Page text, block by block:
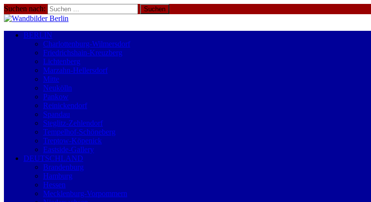
Suchen nach:
BERLIN
Charlottenburg-Wilmersdorf
Friedrichshain-Kreuzberg
Lichtenberg
Marzahn-Hellersdorf
Mitte
Neukölln
Pankow
Reinickendorf
Spandau
Steglitz-Zehlendorf
Tempelhof-Schöneberg
Treptow-Köpenick
Eastside-Gallery
DEUTSCHLAND
Brandenburg
Hamburg
Hessen
Mecklenburg-Vorpommern